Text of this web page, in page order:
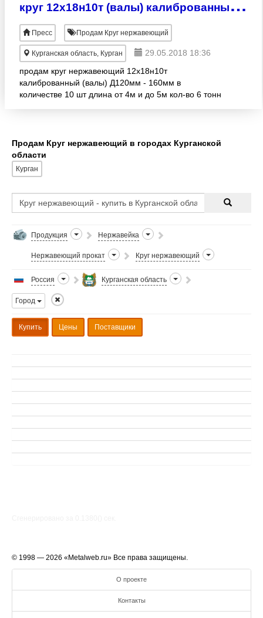
к
руг 12х18н10т (валы) калиброванные Д120мм - 160мм
Пресс Продам Круг нержавеющий
Курганская область, Курган
29.05.2018 18:36
продам круг нержавеющий 12х18н10т
калиброванный (валы) Д120мм - 160мм в
количестве 10 шт длина от 4м и до 5м кол-во 6 тонн
Продам Круг нержавеющий в городах Курганской
области
Курган
Продукция Нержавейка
Нержавеющий прокат Круг нержавеющий
Россия Курганская область
Город
Купить Цены Поставщики
© 1998 — 2026 «Metalweb.ru» Все права защищены.
О проекте
Контакты